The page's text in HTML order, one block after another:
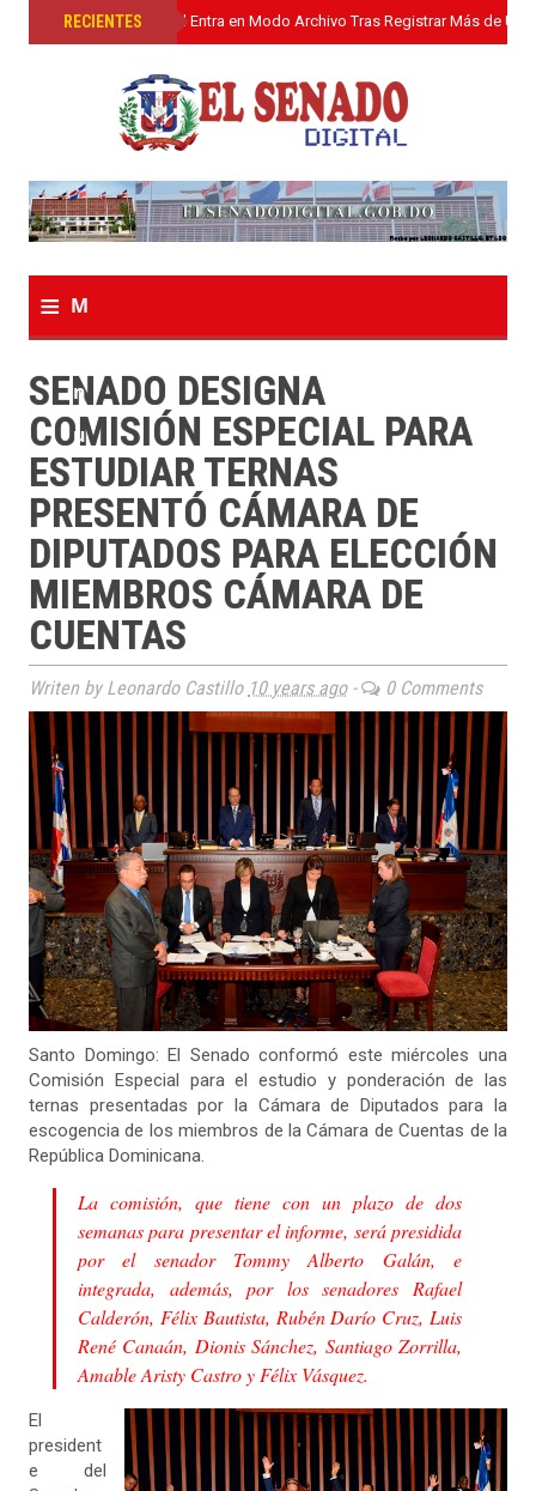
RECIENTES
»El Senado Digital Entra en Modo Archivo Tras Registrar Más de Un
≡ M
e
n
u
SENADO DESIGNA
COMISIÓN ESPECIAL PARA
ESTUDIAR TERNAS
PRESENTÓ CÁMARA DE
DIPUTADOS PARA ELECCIÓN
MIEMBROS CÁMARA DE
CUENTAS
Writen by Leonardo Castillo 10 years ago- 0 Comments
Santo Domingo: El Senado conformó este miércoles una
Comisión Especial para el estudio y ponderación de las
ternas presentadas por la Cámara de Diputados para la
escogencia de los miembros de la Cámara de Cuentas de la
República Dominicana.
La comisión, que tiene con un plazo de dos
semanas para presentar el informe, será presidida
por el senador Tommy Alberto Galán, e
integrada, además, por los senadores Rafael
Calderón, Félix Bautista, Rubén Darío Cruz, Luis
René Canaán, Dionis Sánchez, Santiago Zorrilla,
Amable Aristy Castro y Félix Vásquez.
El
president
e del